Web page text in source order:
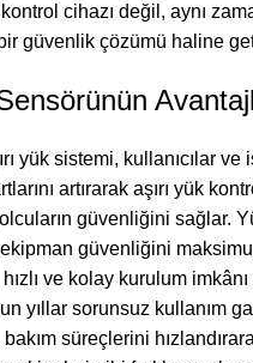
kontrol cihazı değil, aynı
güvenlik çözümü haline
yük sistemi, kullanıcılar
artırarak aşırı yük
güvenliğini sağlar.
güvenliğini
ve kolay kurulum imkânı
yıllar sorunsuz kullanım
süreçlerini